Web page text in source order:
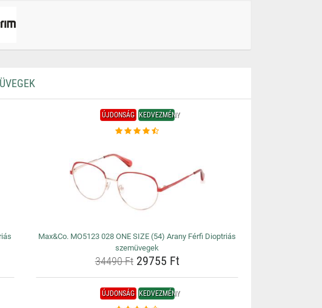
ÚJDONSÁG KEDVEZMÉNY
Max&Co. MO5123 028 ONE SIZE (54) Arany Férfi Dioptriás
szemüvegek
34490 Ft29755 Ft
ÚJDONSÁG KEDVEZMÉNY